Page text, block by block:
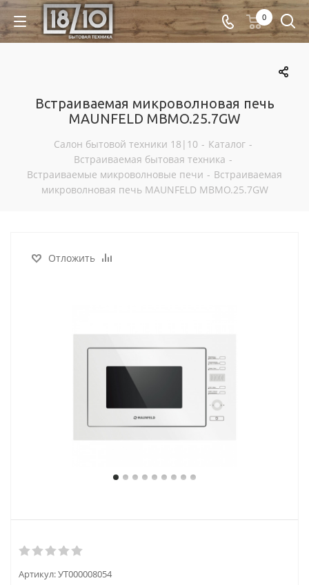
0
Встраиваемая микроволновая печь
MAUNFELD MBMO.25.7GW
Салон бытовой техники 18|10 - Каталог -
Встраиваемая бытовая техника -
Встраиваемые микроволновые печи - Встраиваемая
микроволновая печь MAUNFELD MBMO.25.7GW
Отложить
Артикул:УТ000008054